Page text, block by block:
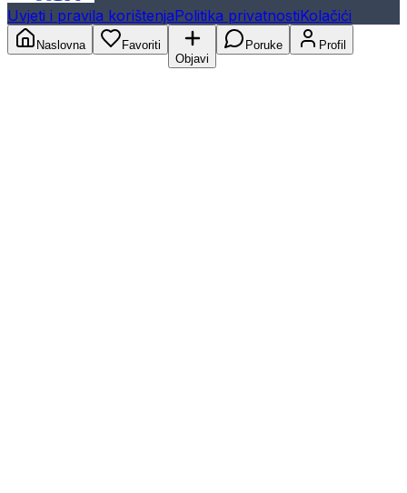
Uvjeti i pravila korištenjaPolitika privatnostiKolačići
Naslovna
Favoriti
Objavi
Poruke Profil